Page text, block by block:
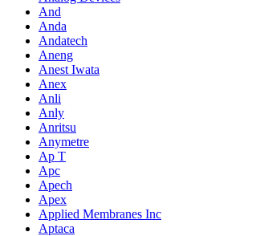
And
Anda
Andatech
Aneng
Anest Iwata
Anex
Anli
Anly
Anritsu
Anymetre
Ap T
Apc
Apech
Apex
Applied Membranes Inc
Aptaca